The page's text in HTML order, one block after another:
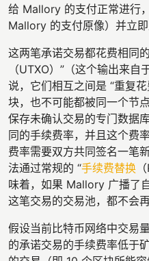
给 Mallory 的支付正常进行
Mallory 的支付原像）并立
这两笔承诺交易都花费相同
（UTXO）”（这个输出来
说，它们相互之间是 “重复
块，也不可能都被同一个节
保存未确认交易的专门数据
同的手续费率，并且这个费
费率需要双方共同签名一笔
法通过常规的 “手续费替换
味着，如果 Mallory 广播了
这笔交易的交易池，都不会
假设当前比特币网络中交易
的承诺交易的手续费率低于